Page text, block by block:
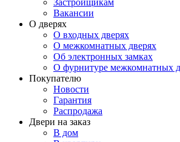
Застройщикам
Вакансии
О дверях
О входных дверях
О межкомнатных дверях
Об электронных замках
О фурнитуре межкомнатных
Покупателю
Новости
Гарантия
Распродажа
Двери на заказ
В дом